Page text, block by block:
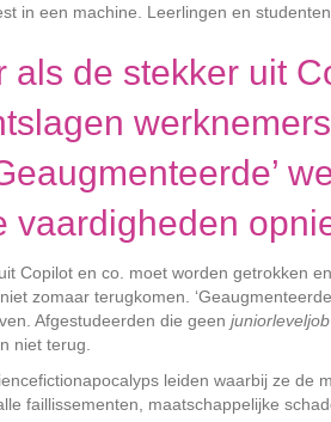
in een machine. Leerlingen en
als de stekker uit
vaardigheden
Copilot en co. moet worden getrokken
zomaar terugkomen.
Afgestudeerden die geen juniorleveljob
niet terug.
leiden waarbij ze de
faillissementen, maatschappelijke